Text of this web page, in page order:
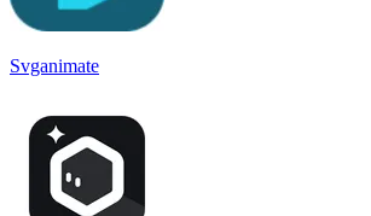
Svganimate